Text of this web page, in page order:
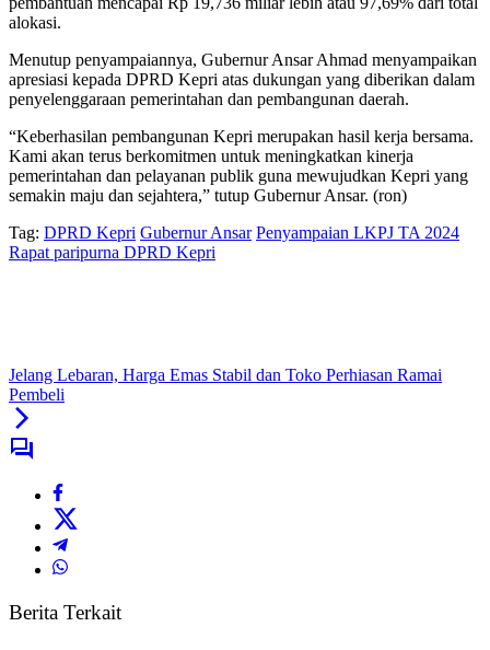
alokasi.
Menutup penyampaiannya, Gubernur Ansar Ahmad menyampaikan
apresiasi kepada DPRD Kepri atas dukungan yang diberikan dalam
penyelenggaraan pemerintahan dan pembangunan daerah.
“Keberhasilan pembangunan Kepri merupakan hasil kerja bersama.
Kami akan terus berkomitmen untuk meningkatkan kinerja
pemerintahan dan pelayanan publik guna mewujudkan Kepri yang
semakin maju dan sejahtera,” tutup Gubernur Ansar. (ron)
Tag: DPRD Kepri Gubernur Ansar Penyampaian LKPJ TA 2024
Rapat paripurna DPRD Kepri
Jelang Lebaran, Harga Emas Stabil dan Toko Perhiasan Ramai
Pembeli
Berita Terkait